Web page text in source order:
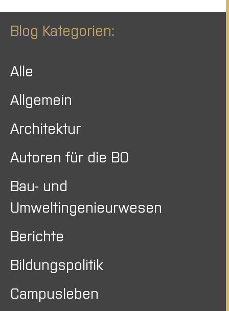
Blog Kategorien:
Alle
Allgemein
Architektur
Autoren für die BO
Bau- und
Umweltingenieurwesen
Berichte
Bildungspolitik
Campusleben